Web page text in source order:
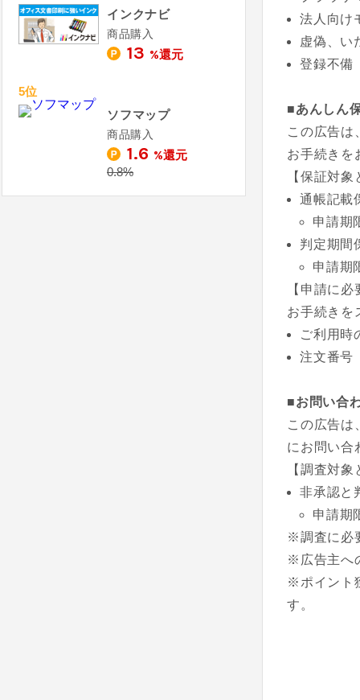
法人向け
虚偽、い
登録不備
■あんしん
この広告は
お手続きを
【保証対
通帳記載
申請期
判定期間
申請期
【申請に
お手続きを
ご利用時
注文番号
■お問い合
この広告は
にお問い合
【調査対
非承認と
申請期
※調査に必
※広告主へ
※ポイント
す。
インクナビ
商品購入
13 %還元
5位
ソフマップ
商品購入
1.6 %還元
0.8%